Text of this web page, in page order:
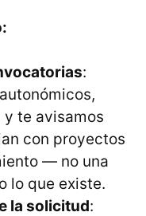
:
te avisamos
con proyectos
— no una
lo que existe.
la solicitud: